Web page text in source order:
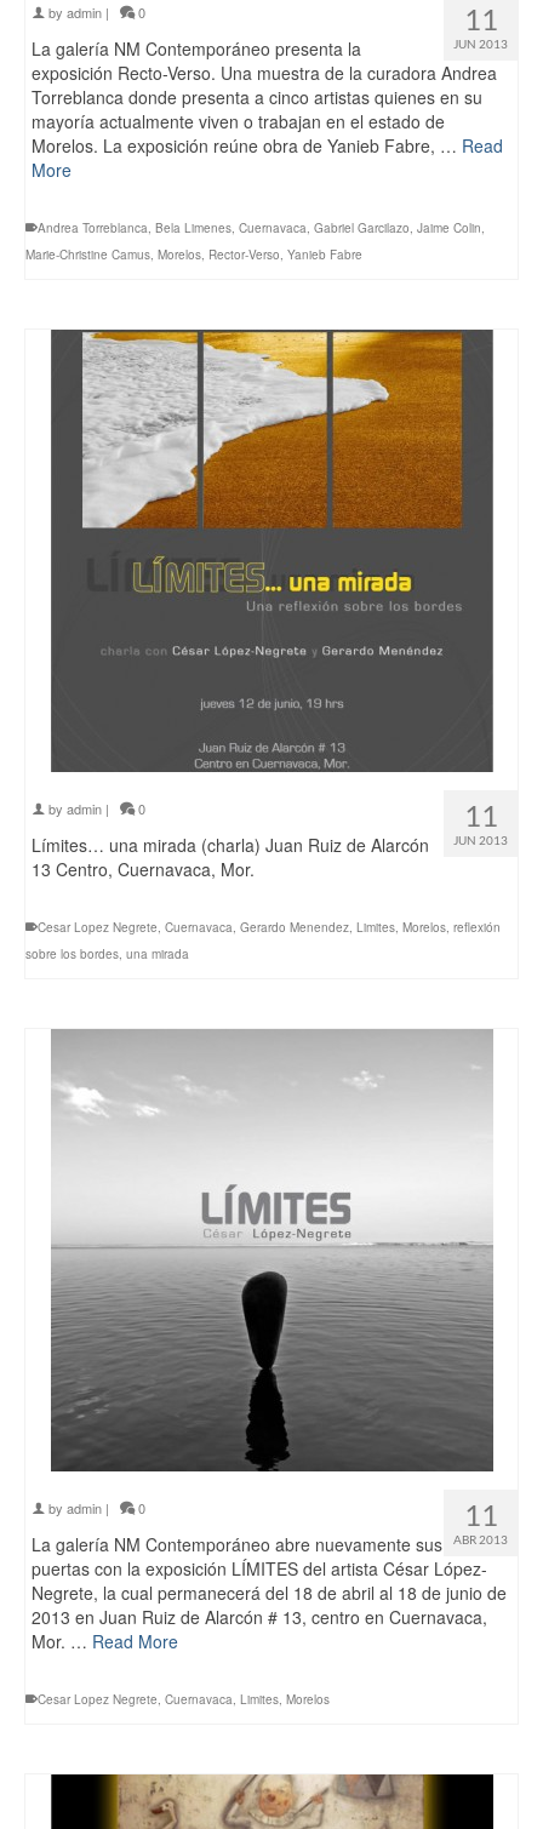
11
JUN 2013
by admin | 0
La galería NM Contemporáneo presenta la
exposición Recto-Verso. Una muestra de la curadora Andrea
Torreblanca donde presenta a cinco artistas quienes en su
mayoría actualmente viven o trabajan en el estado de
Morelos. La exposición reúne obra de Yanieb Fabre, … Read
More
Andrea Torreblanca, Bela Limenes, Cuernavaca, Gabriel Garcilazo, Jaime Colin,
Marie-Christine Camus, Morelos, Rector-Verso, Yanieb Fabre
11
JUN 2013
by admin | 0
Límites… una mirada (charla) Juan Ruiz de Alarcón
13 Centro, Cuernavaca, Mor.
Cesar Lopez Negrete, Cuernavaca, Gerardo Menendez, Limites, Morelos, reflexión
sobre los bordes, una mirada
11
ABR 2013
by admin | 0
La galería NM Contemporáneo abre nuevamente sus
puertas con la exposición LÍMITES del artista César López-
Negrete, la cual permanecerá del 18 de abril al 18 de junio de
2013 en Juan Ruiz de Alarcón # 13, centro en Cuernavaca,
Mor. … Read More
Cesar Lopez Negrete, Cuernavaca, Limites, Morelos